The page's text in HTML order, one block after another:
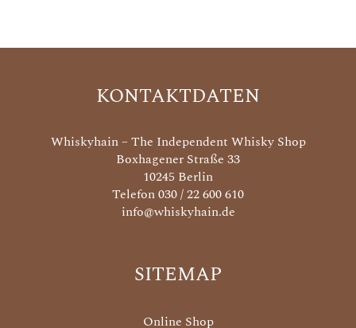
KONTAKTDATEN
Whiskyhain – The Independent Whisky Shop
Boxhagener Straße 33
10245 Berlin
Telefon 030 / 22 600 610
info@whiskyhain.de
SITEMAP
Online Shop